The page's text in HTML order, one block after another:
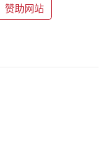
赞助网站